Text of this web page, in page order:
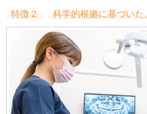
特徴２ 科学的根拠に基づい